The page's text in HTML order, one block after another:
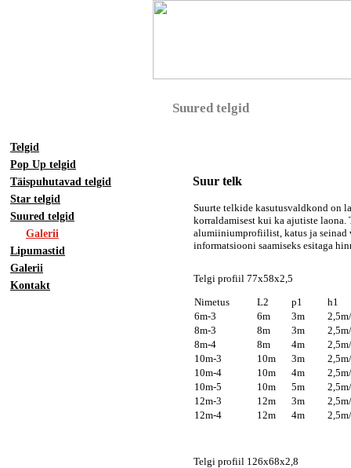
Suured telgid
Telgid
Pop Up telgid
Täispuhutavad telgid
Star telgid
Suured telgid
Galerii
Lipumastid
Galerii
Kontakt
Suur telk
Suurte telkide kasutusvaldkond on
korraldamisest kui ka ajutiste
alumiiniumprofiilist, katus ja seinad
informatsiooni saamiseks esitaga
Telgi profiil 77x58x2,5
Nimetus
L2 p1
6m-3
6m 3m
8m-3
8m 3m
8m-4
8m 4m
10m-3
10m 3m
10m-4
10m 4m
10m-5
10m 5m
12m-3
12m 3m
12m-4
12m 4m
Telgi profiil 126x68x2,8